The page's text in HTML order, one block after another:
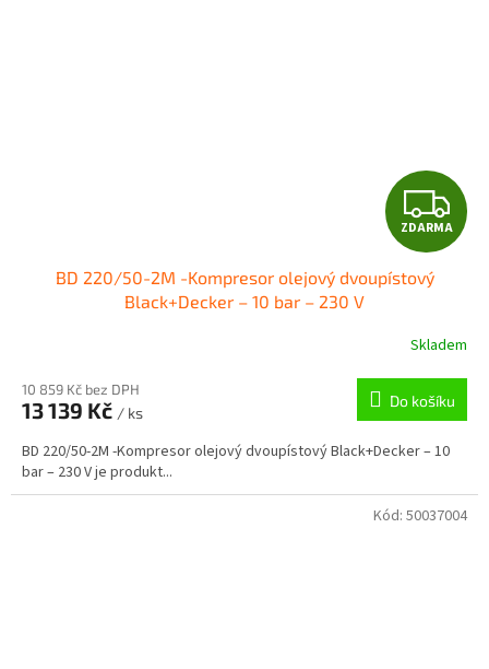
Z
D
R
M
A
ZDARMA
BD 220/50-2M -Kompresor olejový dvoupístový
Black+Decker – 10 bar – 230 V
Skladem
10 859 Kč bez DPH
13 139 Kč / ks
Do košíku
BD 220/50-2M -Kompresor olejový dvoupístový Black+Decker – 10
bar – 230 V je produkt...
Kód: 50037004